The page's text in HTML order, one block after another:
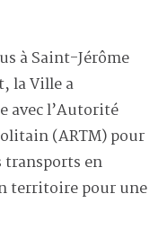
à Saint-Jérôme
la Ville a
avec l’Autorité
(ARTM) pour
transports en
territoire pour une